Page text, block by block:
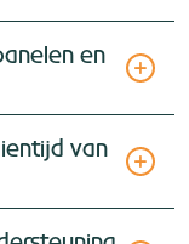
en
van